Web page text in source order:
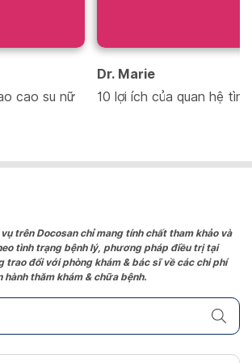
cao su nữ
Dr. Marie
10 lợi ích của quan hệ
trên Docosan chỉ mang tính chất tham khảo và
tình trạng bệnh lý, phương pháp điều trị tại
trao đổi với phòng khám & bác sĩ về các chi phí
thăm khám & chữa bệnh.